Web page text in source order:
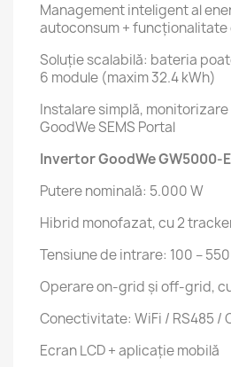
Management inteligent al
autoconsum + funcționalitate
Soluție scalabilă: bateria
6 module (maxim 32.4 kWh)
Instalare simplă,
GoodWe SEMS Portal
Invertor GoodWe GW5000-
Putere nominală: 5.000 W
Hibrid monofazat, cu 2
Tensiune de intrare: 100 – 550
Operare on-grid și off-grid,
Conectivitate: WiFi / RS485 /
Ecran LCD + aplicație mobilă